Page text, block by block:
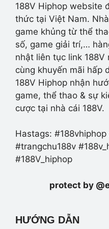
188V Hiphop website
thức tại Việt Nam.
game khủng từ thể
số, game giải trí,…
nhật liên tục link
cùng khuyến mãi hấp
188V Hiphop nhận
game, thể thao & sự
cược tại nhà cái 188V.
Hastags: #188vhiphop
#trangchu188v
#188V_hiphop
protect by
HƯỚNG DẪN